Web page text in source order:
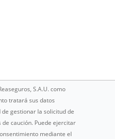
S.A.U. como
tratará sus datos
gestionar la solicitud de
caución. Puede ejercitar
mediante el